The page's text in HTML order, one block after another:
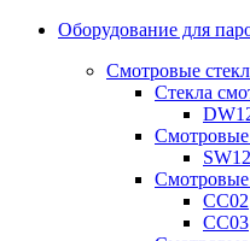
Оборудование для
Смотровые
Стекла
Смотровые
SW12
Смотровые
СС02
СС03